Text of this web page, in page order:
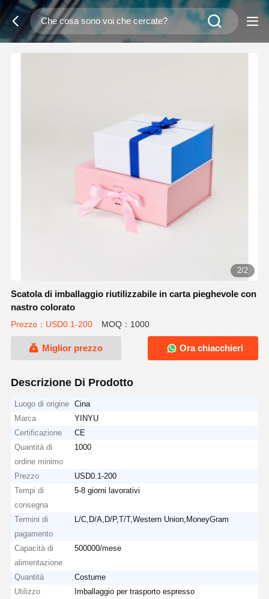
2/2
Scatola di imballaggio riutilizzabile in carta pieghevole con
nastro colorato
Prezzo：USD0.1-200 MOQ：1000
Miglior prezzo Ora chiacchieri
Descrizione Di Prodotto
Luogo di origine
Cina
Marca
YINYU
Certificazione
CE
Quantità di
ordine minimo
1000
Prezzo
USD0.1-200
Tempi di
consegna
5-8 giorni lavorativi
Termini di
pagamento
L/C,D/A,D/P,T/T,Western Union,MoneyGram
Capacità di
alimentazione
500000/mese
Quantità
Costume
Utilizzo
Imballaggio per trasporto espresso